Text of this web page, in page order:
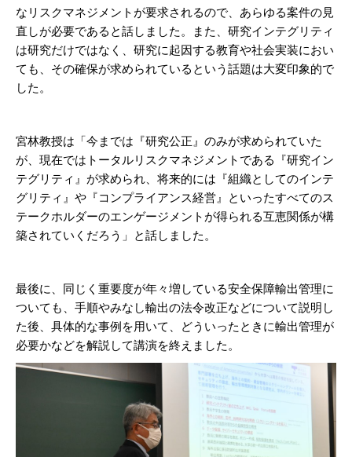
なリスクマネジメントが要求されるので、あらゆる案件の見
直しが必要であると話しました。また、研究インテグリティ
は研究だけではなく、研究に起因する教育や社会実装におい
ても、その確保が求められているという話題は大変印象的で
した。
宮林教授は「今までは『研究公正』のみが求められていた
が、現在ではトータルリスクマネジメントである『研究イン
テグリティ』が求められ、将来的には『組織としてのインテ
グリティ』や『コンプライアンス経営』といったすべてのス
テークホルダーのエンゲージメントが得られる互恵関係が構
築されていくだろう」と話しました。
最後に、同じく重要度が年々増している安全保障輸出管理に
ついても、手順やみなし輸出の法令改正などについて説明し
た後、具体的な事例を用いて、どういったときに輸出管理が
必要かなどを解説して講演を終えました。